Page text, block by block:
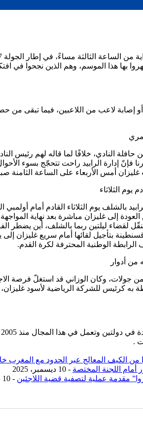
لاعب ميدان، زائد حارسين، تحّسبًا لأيّ طارئ أو إصابة لاعب من
حافلة النادي، خلافًا لما قاله لهم رئيس
إدارة الرابيد راحت تتحجّج بسوء
أمس الأربعاء على الساعة الثامنة
يوم الثلاثاء
بالشلف يوم الثلاثاء القادم أمام أولمبي
أخذ طريق العودة إلى غليزان مباشرة بعد نهاية
لقضاء ليلتين ربما بالشلف، أين يضطر
بتأجيل لقائها أمام سريع غليزان
الوطنية المحترفة لكرة القدم.
من أدوار
جولات، وكان الوزاني قد استغلّ فرصة
به كرئيس للشركة الرياضية لأسود غليزان،
.
اللجنة المختصة - 10 ديسمبر، 2025
مقدمة عملية لتصفية قضية اللاجئين - 10 ديسمبر، 2025